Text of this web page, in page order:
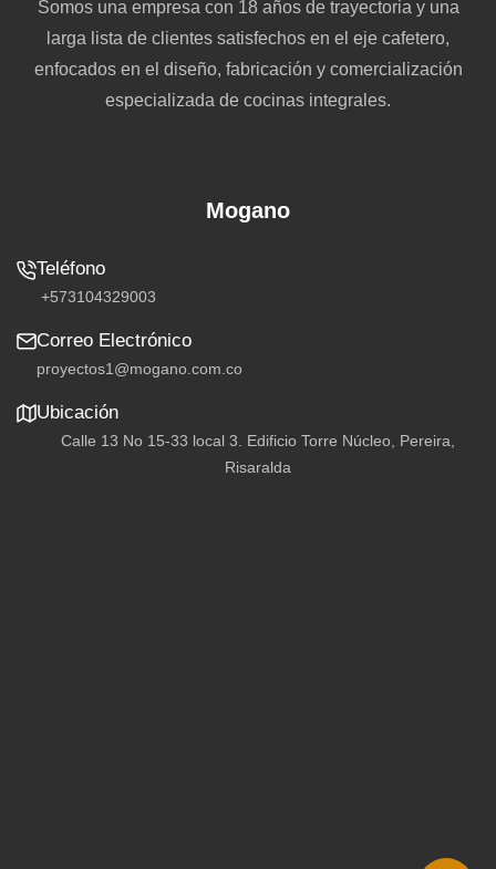
Somos una empresa con 18 años de trayectoria y una
larga lista de clientes satisfechos en el eje cafetero,
enfocados en el diseño, fabricación y comercialización
especializada de cocinas integrales.
Mogano
+573104329003
proyectos1@mogano.com.co
Calle 13 No 15-33 local 3. Edificio Torre Núcleo, Pereira,
Risaralda